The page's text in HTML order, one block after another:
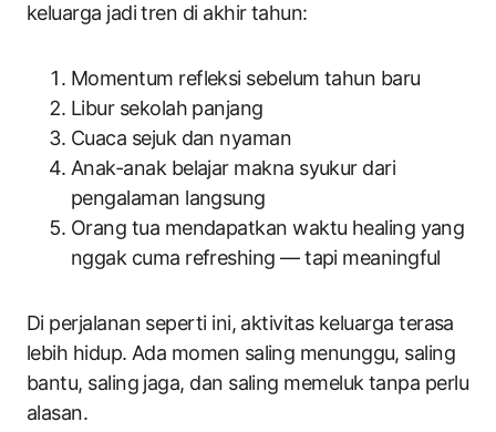
keluarga jadi tren di akhir tahun:
Momentum refleksi sebelum tahun baru
Libur sekolah panjang
Cuaca sejuk dan nyaman
Anak-anak belajar makna syukur dari
pengalaman langsung
Orang tua mendapatkan waktu healing yang
nggak cuma refreshing — tapi meaningful
Di perjalanan seperti ini, aktivitas keluarga terasa
lebih hidup. Ada momen saling menunggu, saling
bantu, saling jaga, dan saling memeluk tanpa perlu
alasan.